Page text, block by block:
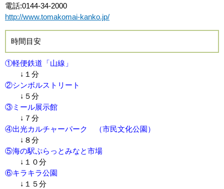
電話:0144-34-2000
http://www.tomakomai-kanko.jp/
時間目安
①軽便鉄道「山線」
↓１分
②シンボルストリート
↓５分
③ミール展示館
↓７分
④出光カルチャーパーク （市民文化公園）
↓８分
⑤海の駅ぷらっとみなと市場
↓１０分
⑥キラキラ公園
↓１５分